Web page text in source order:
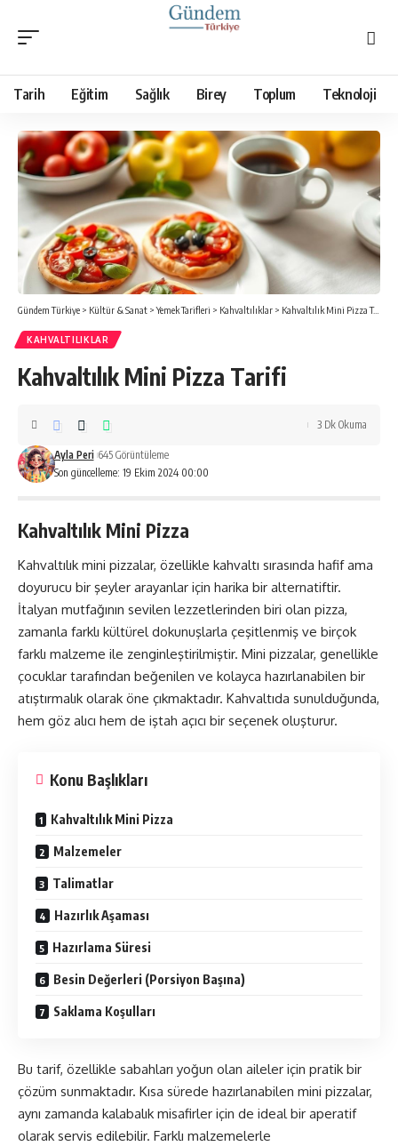
Tarih Eğitim Sağlık Birey Toplum Teknoloji
Gündem Türkiye > Kültür & Sanat >Yemek Tarifleri > Kahvaltılıklar > Kahvaltılık Mini Pizza Tarifi
KAHVALTILIKLAR
Kahvaltılık Mini Pizza Tarifi
Son güncelleme: 19 Ekim 2024 00:00
Ayla Peri 645 Görüntüleme
3 Dk Okuma
Kahvaltılık Mini Pizza
Kahvaltılık mini pizzalar, özellikle kahvaltı sırasında hafif ama
doyurucu bir şeyler arayanlar için harika bir alternatiftir.
İtalyan mutfağının sevilen lezzetlerinden biri olan pizza,
zamanla farklı kültürel dokunuşlarla çeşitlenmiş ve birçok
farklı malzeme ile zenginleştirilmiştir. Mini pizzalar, genellikle
çocuklar tarafından beğenilen ve kolayca hazırlanabilen bir
atıştırmalık olarak öne çıkmaktadır. Kahvaltıda sunulduğunda,
hem göz alıcı hem de iştah açıcı bir seçenek oluşturur.
Konu Başlıkları
Kahvaltılık Mini Pizza
Malzemeler
Talimatlar
Hazırlık Aşaması
Hazırlama Süresi
Besin Değerleri (Porsiyon Başına)
Saklama Koşulları
Bu tarif, özellikle sabahları yoğun olan aileler için pratik bir
çözüm sunmaktadır. Kısa sürede hazırlanabilen mini pizzalar,
aynı zamanda kalabalık misafirler için de ideal bir aperatif
olarak servis edilebilir. Farklı malzemelerle